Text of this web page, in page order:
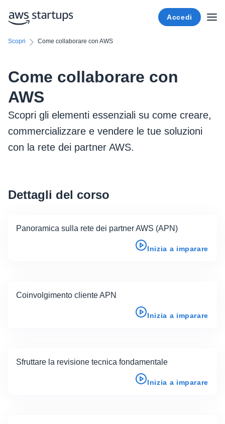
Accedi
Scopri Come collaborare con AWS
Come collaborare con
AWS
Scopri gli elementi essenziali su come creare,
commercializzare e vendere le tue soluzioni
con la rete dei partner AWS.
Dettagli del corso
Panoramica sulla rete dei partner AWS (APN)
Inizia a imparare
Coinvolgimento cliente APN
Inizia a imparare
Sfruttare la revisione tecnica fondamentale
Inizia a imparare